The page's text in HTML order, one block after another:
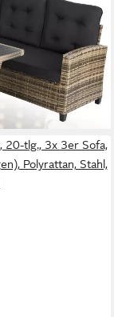
20-tlg., 3x 3er Sofa,
Polyrattan, Stahl,